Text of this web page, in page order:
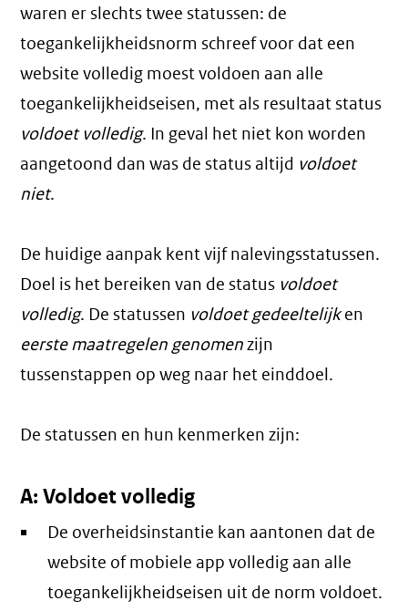
waren er slechts twee statussen: de
toegankelijkheidsnorm schreef voor dat een
website volledig moest voldoen aan alle
toegankelijkheidseisen, met als resultaat status
voldoet volledig. In geval het niet kon worden
aangetoond dan was de status altijd voldoet
niet.
De huidige aanpak kent vijf nalevingsstatussen.
Doel is het bereiken van de status voldoet
volledig. De statussen voldoet gedeeltelijken
eerste maatregelen genomenzijn
tussenstappen op weg naar het einddoel.
De statussen en hun kenmerken zijn:
A: Voldoet volledig
De overheidsinstantie kan aantonen dat de
website of mobiele app volledig aan alle
toegankelijkheidseisen uit de norm voldoet.